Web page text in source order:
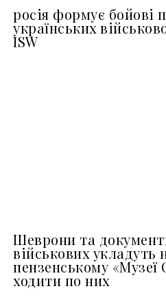
росія формує бойові
українських
ISW
Шеврони та
військових укладуть
пензенському
ходити по них